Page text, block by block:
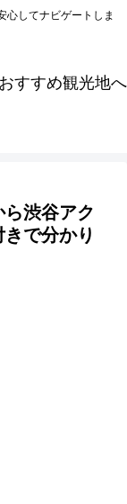
心してナビゲートしま
すすめ観光地へ
渋谷アク
で分かり